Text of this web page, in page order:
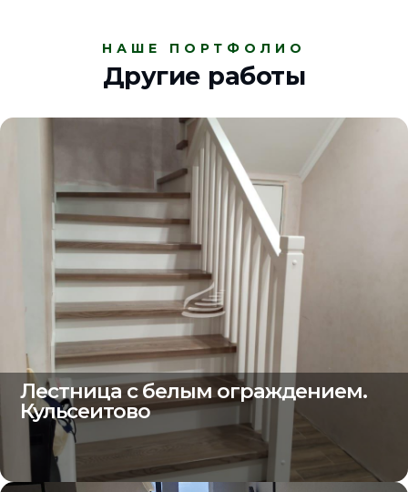
НАШЕ ПОРТФОЛИО
Другие работы
Лестница с белым ограждением.
Кульсеитово